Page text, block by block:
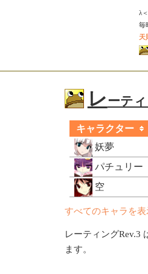
λ
毎
天
レ ーテ
キャラクター
妖夢
パチュリー
空
すべてのキャラを表
レーティングRev.3
ます。